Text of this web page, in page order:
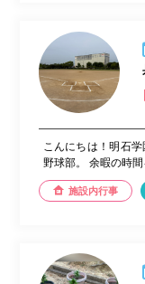
こんにちは！明石
野球部。 余暇の時
施設内行事